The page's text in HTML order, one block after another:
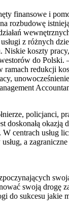
finansowe i
rozbudowę
z różnych
koszty
do
redukcji
policjanci,
okazją
centrach usług
a
swoją
sukcesu jakie